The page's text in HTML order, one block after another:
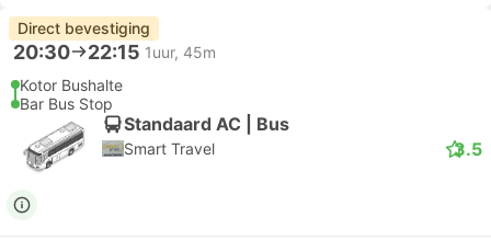
Direct bevestiging
20:30 22:15 1uur, 45m
Kotor Bushalte
Bar Bus Stop
Standaard AC | Bus
Smart Travel 3.5